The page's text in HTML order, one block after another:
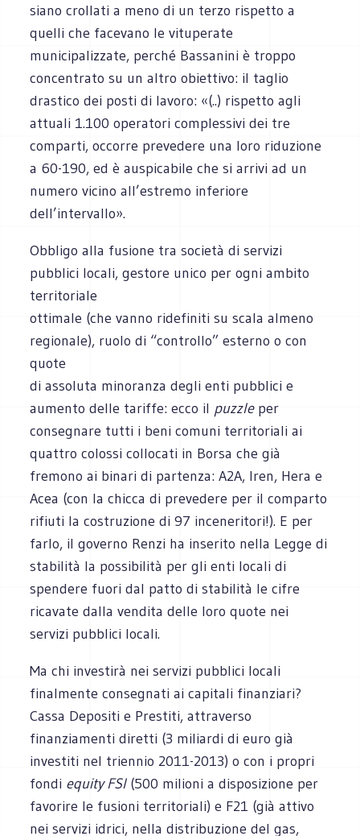
siano crollati a meno di un terzo rispetto a
quelli che facevano le vituperate
municipalizzate, perché Bassanini è troppo
concentrato su un altro obiettivo: il taglio
drastico dei posti di lavoro: «(..) rispetto agli
attuali 1.100 operatori complessivi dei tre
comparti, occorre prevedere una loro riduzione
a 60-190, ed è auspicabile che si arrivi ad un
numero vicino all’estremo inferiore
dell’intervallo».
Obbligo alla fusione tra società di servizi
pubblici locali, gestore unico per ogni ambito
territoriale
ottimale (che vanno ridefiniti su scala almeno
regionale), ruolo di “controllo” esterno o con
quote
di assoluta minoranza degli enti pubblici e
aumento delle tariffe: ecco il puzzleper
consegnare tutti i beni comuni territoriali ai
quattro colossi collocati in Borsa che già
fremono ai binari di partenza: A2A, Iren, Hera e
Acea (con la chicca di prevedere per il comparto
rifiuti la costruzione di 97 inceneritori!). E per
farlo, il governo Renzi ha inserito nella Legge di
stabilità la possibilità per gli enti locali di
spendere fuori dal patto di stabilità le cifre
ricavate dalla vendita delle loro quote nei
servizi pubblici locali.
Ma chi investirà nei servizi pubblici locali
finalmente consegnati ai capitali finanziari?
Cassa Depositi e Prestiti, attraverso
finanziamenti diretti (3 miliardi di euro già
investiti nel triennio 2011-2013) o con i propri
fondi equity FSI(500 milioni a disposizione per
favorire le fusioni territoriali) e F21 (già attivo
nei servizi idrici, nella distribuzione del gas,